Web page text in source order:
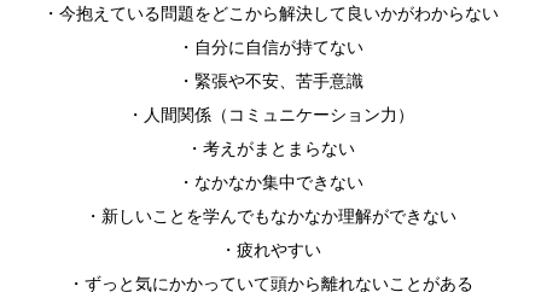
・今抱えている問題をどこから解決して良いかがわからない
・自分に自信が持てない
・緊張や不安、苦手意識
・人間関係（コミュニケーション力）
・考えがまとまらない
・なかなか集中できない
・新しいことを学んでもなかなか理解ができない
・疲れやすい
・ずっと気にかかっていて頭から離れないことがある